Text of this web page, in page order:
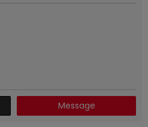
Message